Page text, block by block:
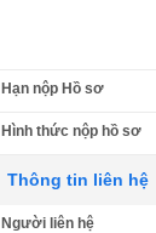
Hạn nộp Hồ sơ
Hình thức nộp hồ sơ
Thông tin liên hệ
Người liên hệ